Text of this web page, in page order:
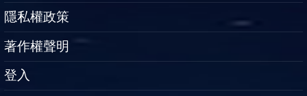
隱私權政策
著作權聲明
登入